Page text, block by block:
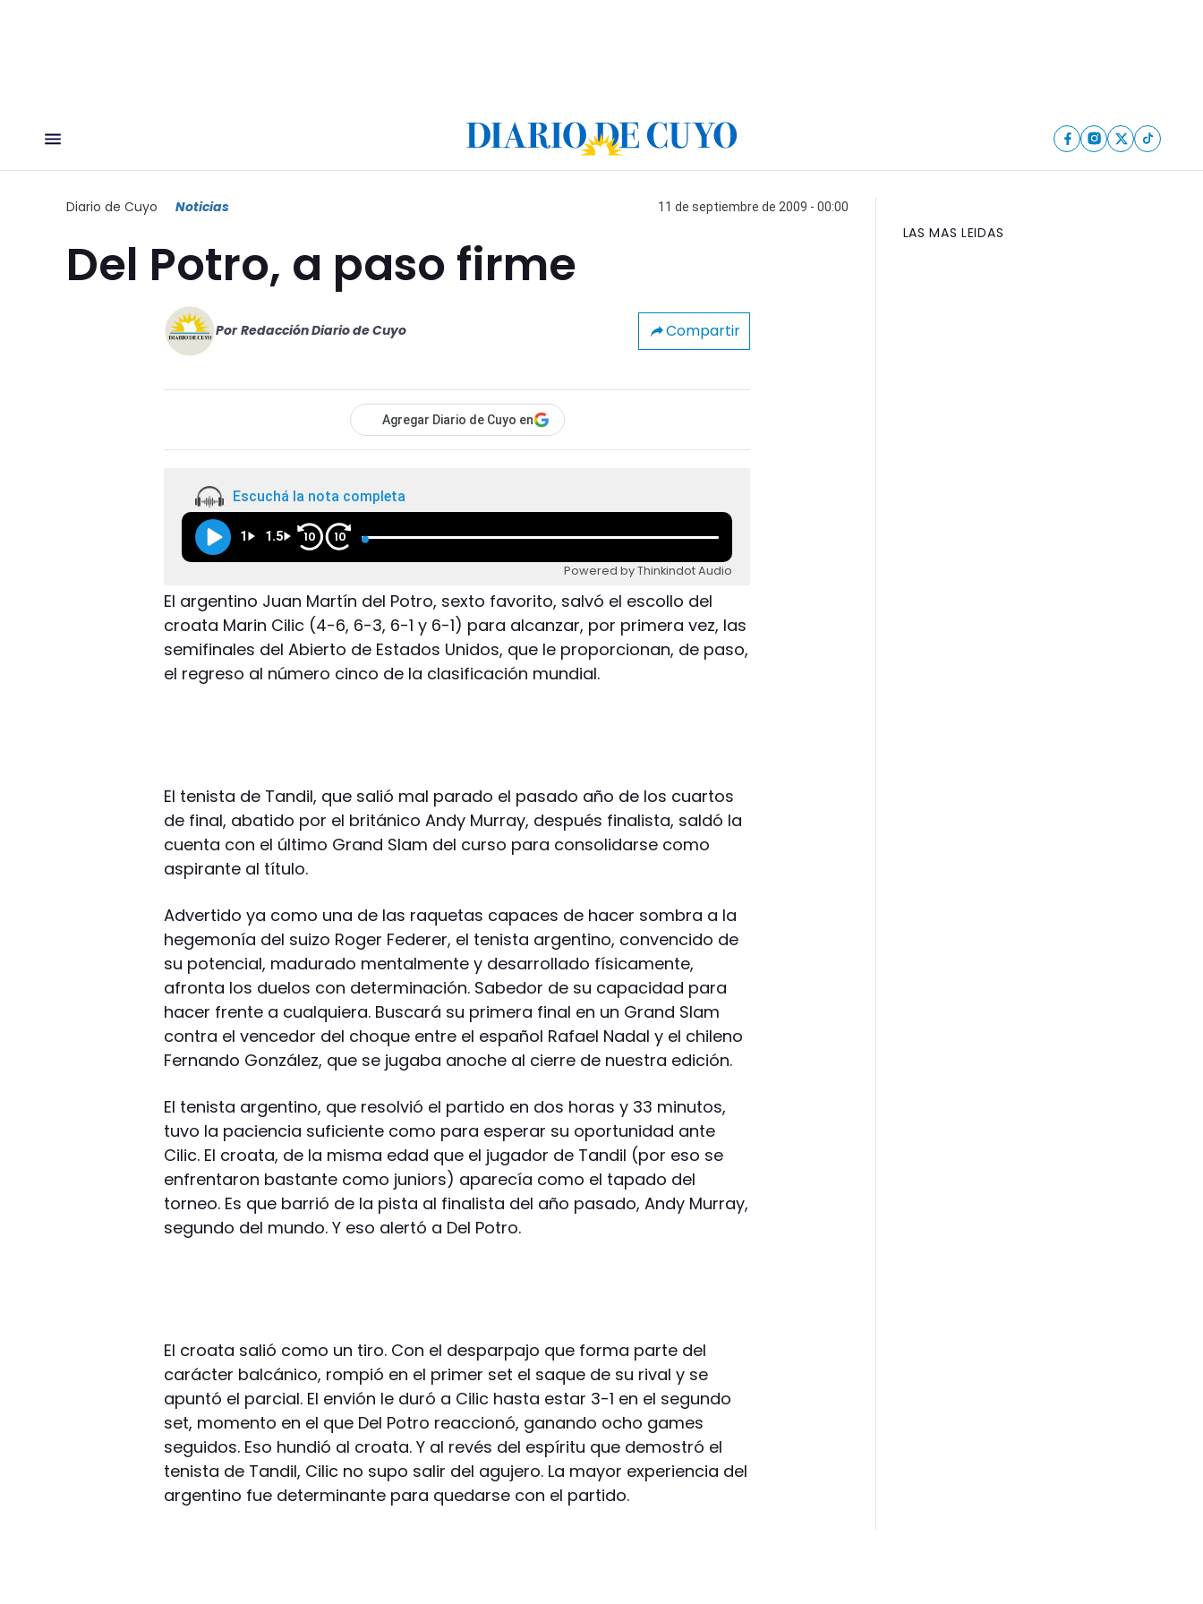
Diario de Cuyo Noticias 11 de septiembre de 2009 - 00:00
Del Potro, a paso firme
Por Redacción Diario de Cuyo Compartir
Agregar Diario de Cuyo en
Escuchá la nota completa
1 1.5 10 10
Powered by Thinkindot Audio
El argentino Juan Martín del Potro, sexto favorito, salvó el escollo del
croata Marin Cilic (4-6, 6-3, 6-1 y 6-1) para alcanzar, por primera vez, las
semifinales del Abierto de Estados Unidos, que le proporcionan, de paso,
el regreso al número cinco de la clasificación mundial.
El tenista de Tandil, que salió mal parado el pasado año de los cuartos
de final, abatido por el británico Andy Murray, después finalista, saldó la
cuenta con el último Grand Slam del curso para consolidarse como
aspirante al título.
Advertido ya como una de las raquetas capaces de hacer sombra a la
hegemonía del suizo Roger Federer, el tenista argentino, convencido de
su potencial, madurado mentalmente y desarrollado físicamente,
afronta los duelos con determinación. Sabedor de su capacidad para
hacer frente a cualquiera. Buscará su primera final en un Grand Slam
contra el vencedor del choque entre el español Rafael Nadal y el chileno
Fernando González, que se jugaba anoche al cierre de nuestra edición.
El tenista argentino, que resolvió el partido en dos horas y 33 minutos,
tuvo la paciencia suficiente como para esperar su oportunidad ante
Cilic. El croata, de la misma edad que el jugador de Tandil (por eso se
enfrentaron bastante como juniors) aparecía como el tapado del
torneo. Es que barrió de la pista al finalista del año pasado, Andy Murray,
segundo del mundo. Y eso alertó a Del Potro.
El croata salió como un tiro. Con el desparpajo que forma parte del
carácter balcánico, rompió en el primer set el saque de su rival y se
apuntó el parcial. El envión le duró a Cilic hasta estar 3-1 en el segundo
set, momento en el que Del Potro reaccionó, ganando ocho games
seguidos. Eso hundió al croata. Y al revés del espíritu que demostró el
tenista de Tandil, Cilic no supo salir del agujero. La mayor experiencia del
argentino fue determinante para quedarse con el partido.
LAS MAS LEIDAS